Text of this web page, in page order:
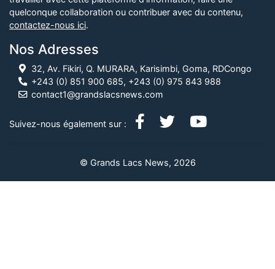
quelconque collaboration ou contribuer avec du contenu,
contactez-nous ici.
Nos Adresses
32, Av. Fikiri, Q. MURARA, Karisimbi, Goma, RDCongo
+243 (0) 851 900 685, +243 (0) 975 843 988
contact1@grandslacsnews.com
Suivez-nous également sur :
© Grands Lacs News, 2026